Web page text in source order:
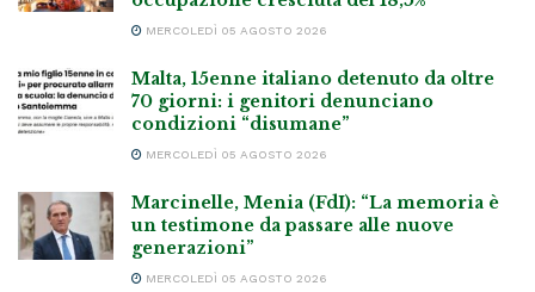
MERCOLEDÌ 05 AGOSTO 2026
Malta, 15enne italiano detenuto da oltre
70 giorni: i genitori denunciano
condizioni “disumane”
MERCOLEDÌ 05 AGOSTO 2026
Marcinelle, Menia (FdI): “La memoria è
un testimone da passare alle nuove
generazioni”
MERCOLEDÌ 05 AGOSTO 2026